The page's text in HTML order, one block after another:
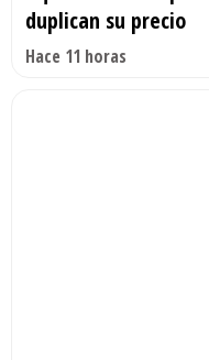
duplican su precio
Hace 11 horas